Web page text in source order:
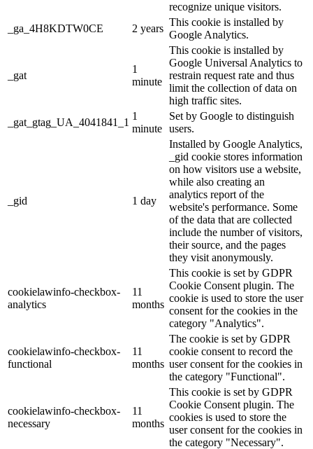
recognize unique visitors.
_ga_4H8KDTW0CE
2 years
This cookie is installed by
Google Analytics.
_gat
1
minute
This cookie is installed by
Google Universal Analytics to
restrain request rate and thus
limit the collection of data on
high traffic sites.
_gat_gtag_UA_4041841_1
1
minute
Set by Google to distinguish
users.
_gid 1 day
Installed by Google Analytics,
_gid cookie stores information
on how visitors use a website,
while also creating an
analytics report of the
website's performance. Some
of the data that are collected
include the number of visitors,
their source, and the pages
they visit anonymously.
cookielawinfo-checkbox-
analytics
11
months
This cookie is set by GDPR
Cookie Consent plugin. The
cookie is used to store the user
consent for the cookies in the
category "Analytics".
cookielawinfo-checkbox-
functional
11
months
The cookie is set by GDPR
cookie consent to record the
user consent for the cookies in
the category "Functional".
cookielawinfo-checkbox-
necessary
11
months
This cookie is set by GDPR
Cookie Consent plugin. The
cookies is used to store the
user consent for the cookies in
the category "Necessary".